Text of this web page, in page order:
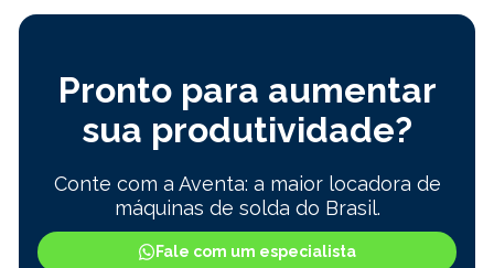
Pronto para aumentar
sua produtividade?
Conte com a Aventa: a maior locadora de
máquinas de solda do Brasil.
Fale com um especialista